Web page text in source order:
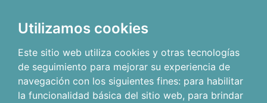
Utilizamos cookies
Este sitio web utiliza cookies y otras tecnologías
de seguimiento para mejorar su experiencia de
navegación con los siguientes fines: para habilitar
la funcionalidad básica del sitio web, para brindar